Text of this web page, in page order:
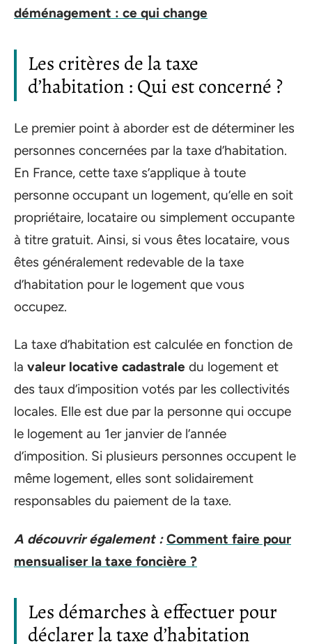
déménagement : ce qui change
Les critères de la taxe
d’habitation : Qui est concerné ?
Le premier point à aborder est de déterminer les
personnes concernées par la taxe d’habitation.
En France, cette taxe s’applique à toute
personne occupant un logement, qu’elle en soit
propriétaire, locataire ou simplement occupante
à titre gratuit. Ainsi, si vous êtes locataire, vous
êtes généralement redevable de la taxe
d’habitation pour le logement que vous
occupez.
La taxe d’habitation est calculée en fonction de
la valeur locative cadastrale du logement et
des taux d’imposition votés par les collectivités
locales. Elle est due par la personne qui occupe
le logement au 1er janvier de l’année
d’imposition. Si plusieurs personnes occupent le
même logement, elles sont solidairement
responsables du paiement de la taxe.
A découvrir également : Comment faire pour
mensualiser la taxe foncière ?
Les démarches à effectuer pour
déclarer la taxe d’habitation